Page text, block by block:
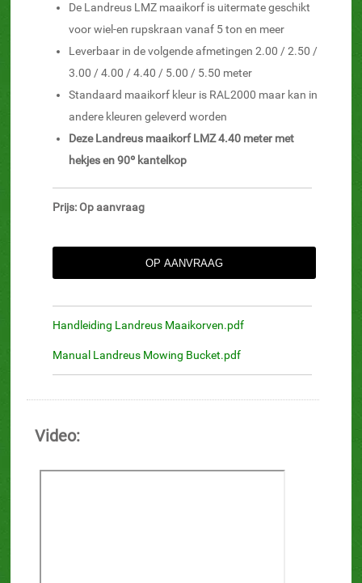
De Landreus LMZ maaikorf is uitermate geschikt
voor wiel-en rupskraan vanaf 5 ton en meer
Leverbaar in de volgende afmetingen 2.00 / 2.50 /
3.00 / 4.00 / 4.40 / 5.00 / 5.50 meter
Standaard maaikorf kleur is RAL2000 maar kan in
andere kleuren geleverd worden
Deze Landreus maaikorf LMZ 4.40 meter met
hekjes en 90º kantelkop
Prijs: Op aanvraag
Handleiding Landreus Maaikorven.pdf
Manual Landreus Mowing Bucket.pdf
Video: